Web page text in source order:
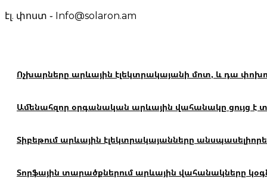
էլ. փոստ ֊ Info@solaron.am
Ոչխարները արևային էլեկտրակայանի մոտ, և դա
Ամենահզոր օրգանական արևային վահանակը ցույց է
Տիբեթում արևային էլեկտրակայանները
Տորֆային տարածքներում արևային վահանակները